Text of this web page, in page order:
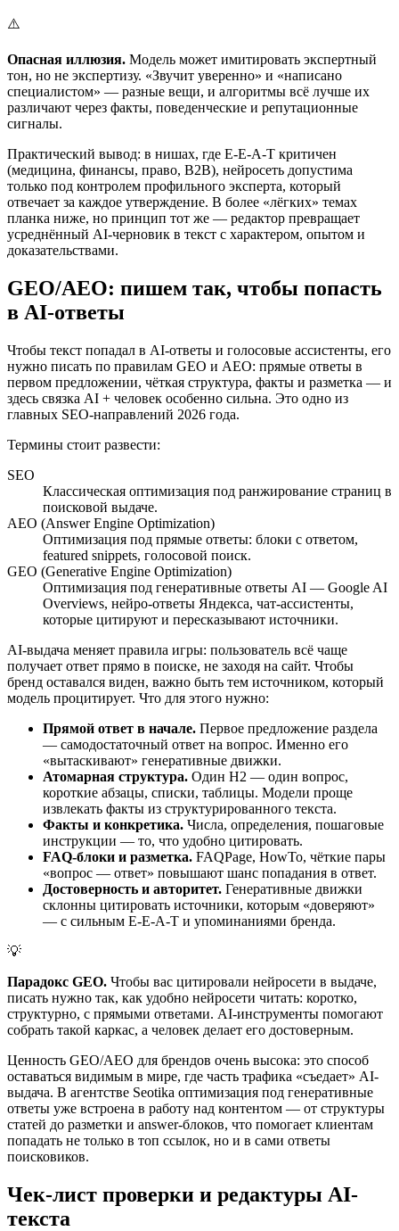
⚠️
Опасная иллюзия. Модель может имитировать экспертный
тон, но не экспертизу. «Звучит уверенно» и «написано
специалистом» — разные вещи, и алгоритмы всё лучше их
различают через факты, поведенческие и репутационные
сигналы.
Практический вывод: в нишах, где E-E-A-T критичен
(медицина, финансы, право, B2B), нейросеть допустима
только под контролем профильного эксперта, который
отвечает за каждое утверждение. В более «лёгких» темах
планка ниже, но принцип тот же — редактор превращает
усреднённый AI-черновик в текст с характером, опытом и
доказательствами.
GEO/AEO: пишем так, чтобы попасть
в AI-ответы
Чтобы текст попадал в AI-ответы и голосовые ассистенты, его
нужно писать по правилам GEO и AEO: прямые ответы в
первом предложении, чёткая структура, факты и разметка — и
здесь связка AI + человек особенно сильна. Это одно из
главных SEO-направлений 2026 года.
Термины стоит развести:
SEO
Классическая оптимизация под ранжирование страниц в
поисковой выдаче.
AEO (Answer Engine Optimization)
Оптимизация под прямые ответы: блоки с ответом,
featured snippets, голосовой поиск.
GEO (Generative Engine Optimization)
Оптимизация под генеративные ответы AI — Google AI
Overviews, нейро-ответы Яндекса, чат-ассистенты,
которые цитируют и пересказывают источники.
AI-выдача меняет правила игры: пользователь всё чаще
получает ответ прямо в поиске, не заходя на сайт. Чтобы
бренд оставался виден, важно быть тем источником, который
модель процитирует. Что для этого нужно:
Прямой ответ в начале. Первое предложение раздела
— самодостаточный ответ на вопрос. Именно его
«вытаскивают» генеративные движки.
Атомарная структура. Один H2 — один вопрос,
короткие абзацы, списки, таблицы. Модели проще
извлекать факты из структурированного текста.
Факты и конкретика. Числа, определения, пошаговые
инструкции — то, что удобно цитировать.
FAQ-блоки и разметка. FAQPage, HowTo, чёткие пары
«вопрос — ответ» повышают шанс попадания в ответ.
Достоверность и авторитет. Генеративные движки
склонны цитировать источники, которым «доверяют»
— с сильным E-E-A-T и упоминаниями бренда.
💡
Парадокс GEO. Чтобы вас цитировали нейросети в выдаче,
писать нужно так, как удобно нейросети читать: коротко,
структурно, с прямыми ответами. AI-инструменты помогают
собрать такой каркас, а человек делает его достоверным.
Ценность GEO/AEO для брендов очень высока: это способ
оставаться видимым в мире, где часть трафика «съедает» AI-
выдача. В агентстве Seotika оптимизация под генеративные
ответы уже встроена в работу над контентом — от структуры
статей до разметки и answer-блоков, что помогает клиентам
попадать не только в топ ссылок, но и в сами ответы
поисковиков.
Чек-лист проверки и редактуры AI-
текста